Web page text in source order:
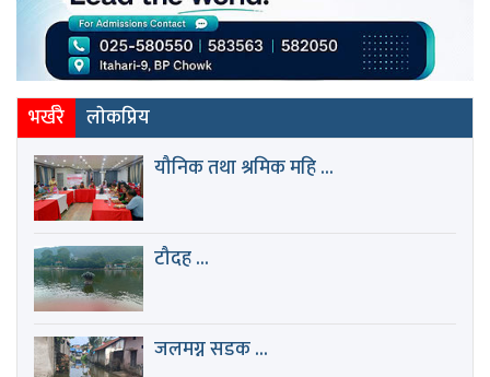
भर्खरै
लाेकप्रिय
यौनिक तथा श्रमिक महि ...
टौदह ...
जलमग्न सडक ...